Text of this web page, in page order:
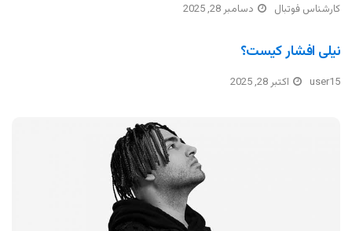
کارشناس فوتبال دسامبر 28, 2025
نیلی افشار کیست؟
user15 اکتبر 28, 2025